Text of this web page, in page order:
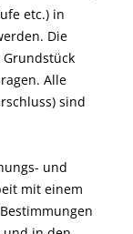
etc.) in
Die
Alle
sind
und
mit einem